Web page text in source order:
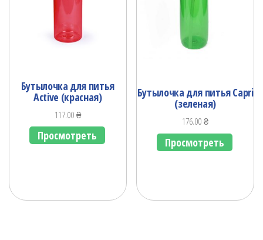
Бутылочка для питья
Active (красная)
117.00₴
Просмотреть
Бутылочка для питья Capri
(зеленая)
176.00₴
Просмотреть